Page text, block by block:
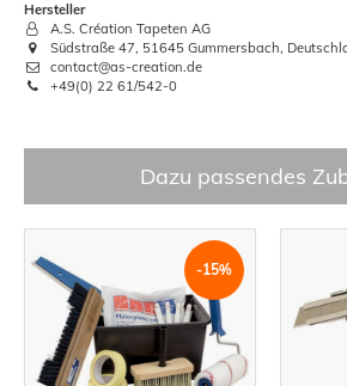
Hersteller
A.S. Création Tapeten AG
Südstraße 47, 51645 Gummersbach,
contact@as-creation.de
+49(0) 22 61/542-0
Dazu passendes
-15%